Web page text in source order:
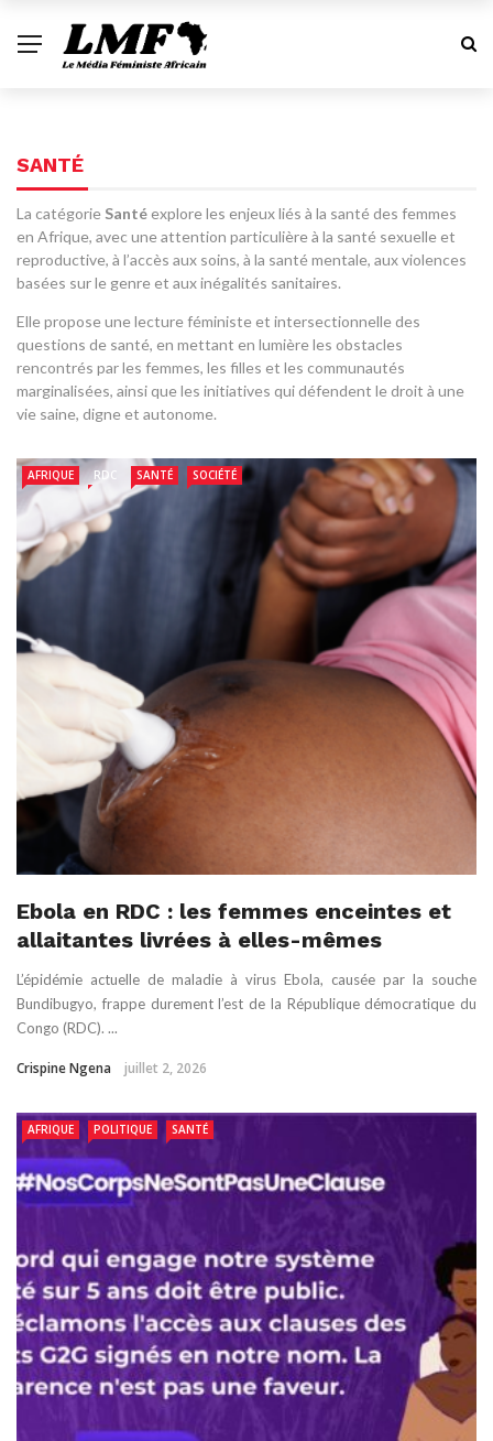
SANTÉ
La catégorie Santé explore les enjeux liés à la santé des femmes
en Afrique, avec une attention particulière à la santé sexuelle et
reproductive, à l’accès aux soins, à la santé mentale, aux violences
basées sur le genre et aux inégalités sanitaires.
Elle propose une lecture féministe et intersectionnelle des
questions de santé, en mettant en lumière les obstacles
rencontrés par les femmes, les filles et les communautés
marginalisées, ainsi que les initiatives qui défendent le droit à une
vie saine, digne et autonome.
AFRIQUE RDC SANTÉ SOCIÉTÉ
Ebola en RDC : les femmes enceintes et
allaitantes livrées à elles-mêmes
L’épidémie actuelle de maladie à virus Ebola, causée par la souche
Bundibugyo, frappe durement l’est de la République démocratique du
Congo (RDC). ...
Crispine Ngena juillet 2, 2026
AFRIQUE POLITIQUE SANTÉ